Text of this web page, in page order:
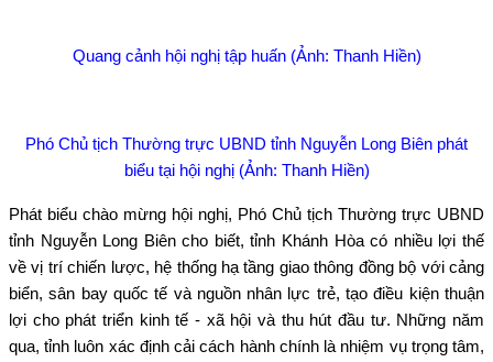
Quang cảnh hội nghị tập huấn (Ảnh: Thanh Hiền)
Phó Chủ tịch Thường trực UBND tỉnh Nguyễn Long Biên phát
biểu tại hội nghị (Ảnh: Thanh Hiền)
Phát biểu chào mừng hội nghị, Phó Chủ tịch Thường trực UBND
tỉnh Nguyễn Long Biên cho biết, tỉnh Khánh Hòa có nhiều lợi thế
về vị trí chiến lược, hệ thống hạ tầng giao thông đồng bộ với cảng
biển, sân bay quốc tế và nguồn nhân lực trẻ, tạo điều kiện thuận
lợi cho phát triển kinh tế - xã hội và thu hút đầu tư. Những năm
qua, tỉnh luôn xác định cải cách hành chính là nhiệm vụ trọng tâm,